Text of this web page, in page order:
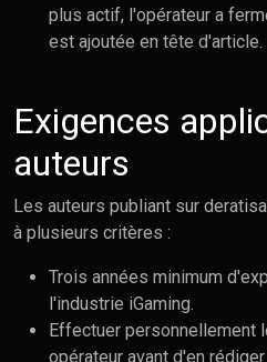
plus actif, l'opérateur a
est ajoutée en tête d'article.
Exigences
auteurs
Les auteurs publiant sur
à plusieurs critères :
Trois années minimum
l'industrie iGaming.
Effectuer personnellement
opérateur avant d'en